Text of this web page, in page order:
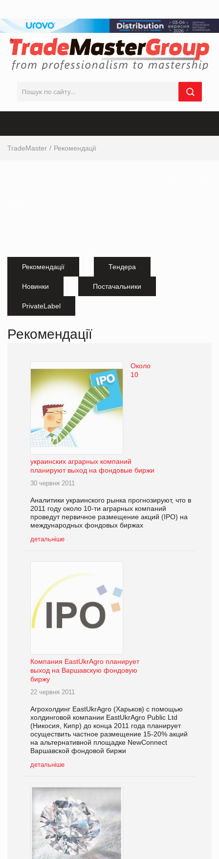
TradeMaster Рекомендації
Рекомендації Тендера
Новинки Постачальники
PrivateLabel
Рекомендації
Около
10
украинских аграрных компаний
планируют выход на фондовые биржи
30 червня 2011
Аналитики украинского рынка прогнозируют, что в
2011 году около 10-ти аграрных компаний
проведут первичное размещение акций (IPO) на
международных фондовых биржах
детальніше
Компания EastUkrAgro планирует
выход на Варшавскую фондовую
биржу
22 червня 2011
Агрохолдинг EastUkrAgro (Харьков) с помощью
холдинговой компании EastUkrAgro Public Ltd
(Никосия, Кипр) до конца 2011 года планирует
осуществить частное размещение 15-20% акций
на альтернативной площадке NewConnect
Варшавской фондовой биржи
детальніше